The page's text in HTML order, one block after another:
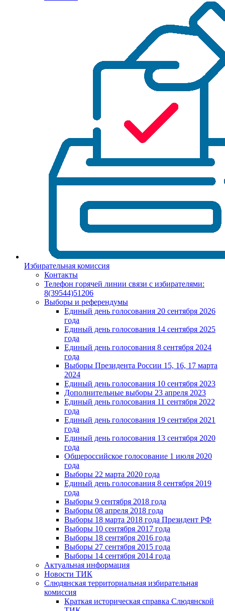
Избирательная комиссия
Контакты
Телефон горячей линии связи с избирателями:
8(39544)51206
Выборы и референдумы
Единый день голосования 20 сентября 2026
года
Единый день голосования 14 сентября 2025
года
Единый день голосования 8 сентября 2024
года
Выборы Президента России 15, 16, 17 марта
2024
Единый день голосования 10 сентября 2023
Дополнительные выборы 23 апреля 2023
Единый день голосования 11 сентября 2022
года
Единый день голосования 19 сентября 2021
года
Единый день голосования 13 сентября 2020
года
Общероссийское голосование 1 июля 2020
года
Выборы 22 марта 2020 года
Единый день голосования 8 сентября 2019
года
Выборы 9 сентября 2018 года
Выборы 08 апреля 2018 года
Выборы 18 марта 2018 года Президент РФ
Выборы 10 сентября 2017 года
Выборы 18 сентября 2016 года
Выборы 27 сентября 2015 года
Выборы 14 сентября 2014 года
Актуальная информация
Новости ТИК
Слюдянская территориальная избирательная
комиссия
Краткая историческая справка Слюдянской